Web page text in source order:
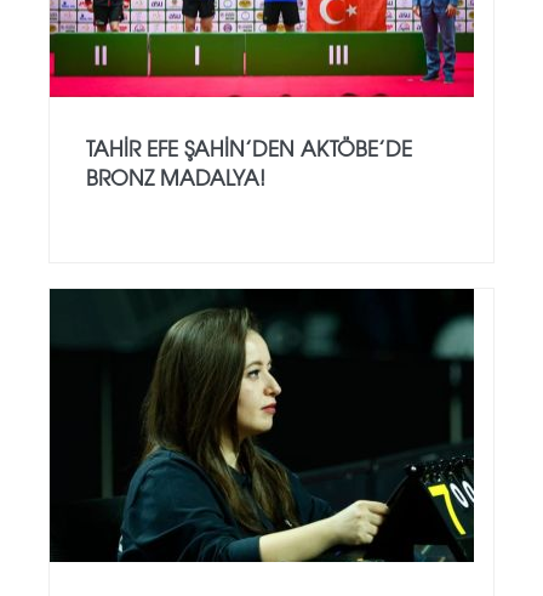
TAHIR EFE ŞAHIN’DEN AKTÖBE’DE
BRONZ MADALYA!